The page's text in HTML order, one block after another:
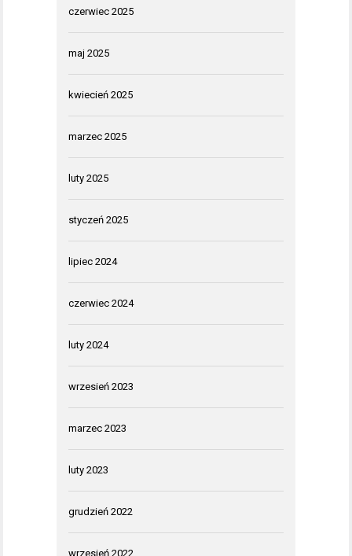
czerwiec 2025
maj 2025
kwiecień 2025
marzec 2025
luty 2025
styczeń 2025
lipiec 2024
czerwiec 2024
luty 2024
wrzesień 2023
marzec 2023
luty 2023
grudzień 2022
wrzesień 2022